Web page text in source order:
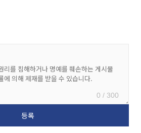
0 / 300